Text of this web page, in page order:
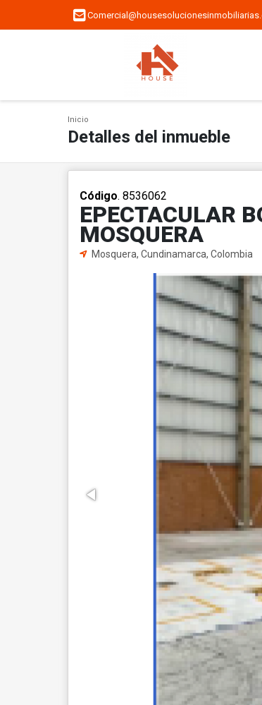
Inicio
Detalles del inmueble
Código. 8536062
EPECTACULAR
MOSQUERA
Mosquera, Cundinamarca, Colombia